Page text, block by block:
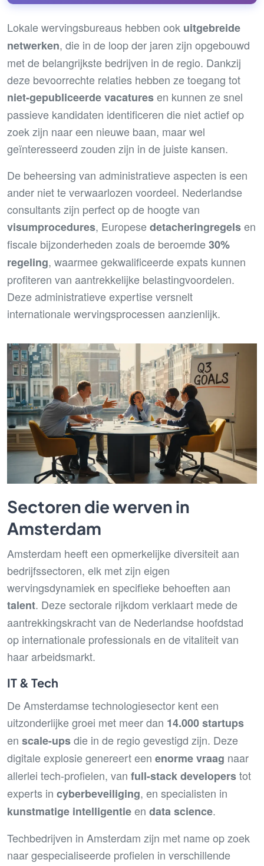
Lokale wervingsbureaus hebben ook uitgebreide
netwerken, die in de loop der jaren zijn opgebouwd
met de belangrijkste bedrijven in de regio. Dankzij
deze bevoorrechte relaties hebben ze toegang tot
niet-gepubliceerde vacaturesen kunnen ze snel
passieve kandidaten identificeren die niet actief op
zoek zijn naar een nieuwe baan, maar wel
geïnteresseerd zouden zijn in de juiste kansen.
De beheersing van administratieve aspecten is een
ander niet te verwaarlozen voordeel. Nederlandse
consultants zijn perfect op de hoogte van
visumprocedures, Europesedetacheringregelsen
fiscale bijzonderheden zoals de beroemde30%
regeling, waarmee gekwalificeerde expats kunnen
profiteren van aantrekkelijke belastingvoordelen.
Deze administratieve expertise versnelt
internationale wervingsprocessen aanzienlijk.
Sectoren die werven in
Amsterdam
Amsterdam heeft een opmerkelijke diversiteit aan
bedrijfssectoren, elk met zijn eigen
wervingsdynamiek en specifieke behoeften aan
talent. Deze sectorale rijkdom verklaart mede de
aantrekkingskracht van de Nederlandse hoofdstad
op internationale professionals en de vitaliteit van
haar arbeidsmarkt.
IT & Tech
De Amsterdamse technologiesector kent een
uitzonderlijke groei met meer dan 14.000 startups
en scale-upsdie in de regio gevestigd zijn. Deze
digitale explosie genereert een enorme vraag naar
allerlei tech-profielen, van full-stack developerstot
experts in cyberbeveiliging, en specialisten in
kunstmatige intelligentieen data science.
Techbedrijven in Amsterdam zijn met name op zoek
naar gespecialiseerde profielen in verschillende